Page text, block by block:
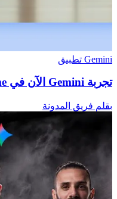
Gemini تطبيق
تجربة Gemini الآن في Chrome في أنحاء العالم العربي
بقلم فريق المدونة